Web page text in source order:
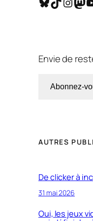
Envie de
Abonnez-
AUTRES
De clicker à
31 mai 2026
Oui, les jeux